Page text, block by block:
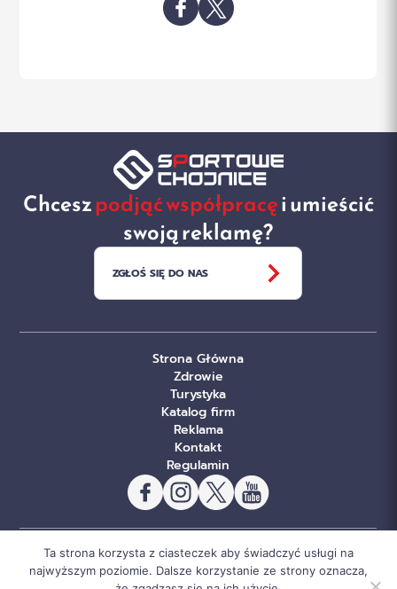
Chceszpodjąć współpracęi umieścić
swoją reklamę?
ZGŁOŚ SIĘ DO NAS
Strona Główna
Zdrowie
Turystyka
Katalog firm
Reklama
Kontakt
Regulamin
© Copyright Sportowe Chojnice 2026. Wszelkie prawa
Ta strona korzysta z ciasteczek aby świadczyć usługi na
najwyższym poziomie. Dalsze korzystanie ze strony oznacza,